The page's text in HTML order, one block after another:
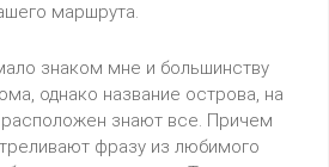
маршрута.
знаком мне и большинству
однако название острова, на
расположен знают все. Причем
фразу из любимого